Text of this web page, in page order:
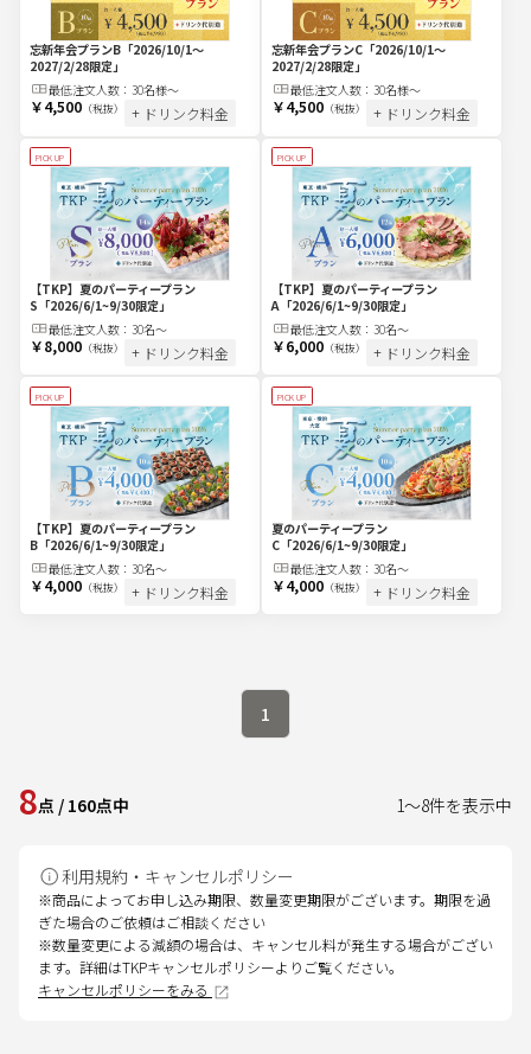
忘新年会プランB「2026/10/1～
2027/2/28限定」
最低注文人数： 30名様～
￥4,500（税抜） + ドリンク料金
忘新年会プランC「2026/10/1～
2027/2/28限定」
最低注文人数： 30名様～
￥4,500（税抜） + ドリンク料金
PICK UP
【TKP】夏のパーティープラン
S 「2026/6/1~9/30限定」
最低注文人数： 30名〜
￥8,000（税抜） + ドリンク料金
PICK UP
【TKP】夏のパーティープラン
A 「2026/6/1~9/30限定」
最低注文人数： 30名〜
￥6,000（税抜） + ドリンク料金
PICK UP
【TKP】夏のパーティープラン
B「2026/6/1~9/30限定」
最低注文人数： 30名〜
￥4,000（税抜） + ドリンク料金
PICK UP
夏のパーティープラン
C「2026/6/1~9/30限定」
最低注文人数： 30名〜
￥4,000（税抜） + ドリンク料金
1
8点 / 160点中 1～8件を表示中
利用規約・キャンセルポリシー
※商品によってお申し込み期限、数量変更期限がございます。期限を過
ぎた場合のご依頼はご相談ください
※数量変更による減額の場合は、キャンセル料が発生する場合がござい
ます。詳細はTKPキャンセルポリシーよりご覧ください。
キャンセルポリシーをみる